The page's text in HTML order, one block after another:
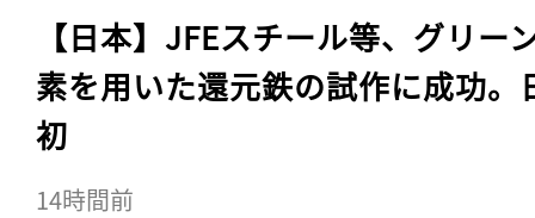
【日本】JFEスチール等、グリー
素を用いた還元鉄の試作に成功。
初
14時間前